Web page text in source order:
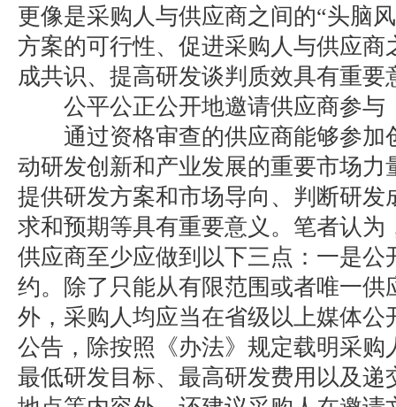
更像是采购人与供应商之间的“头脑
方案的可行性、促进采购人与供应商
成共识、提高研发谈判质效具有重要
公平公正公开地邀请供应商参与
通过资格审查的供应商能够参加
动研发创新和产业发展的重要市场力
提供研发方案和市场导向、判断研发
求和预期等具有重要意义。笔者认为
供应商至少应做到以下三点：一是公
约。除了只能从有限范围或者唯一供
外，采购人均应当在省级以上媒体公
公告，除按照《办法》规定载明采购
最低研发目标、最高研发费用以及递